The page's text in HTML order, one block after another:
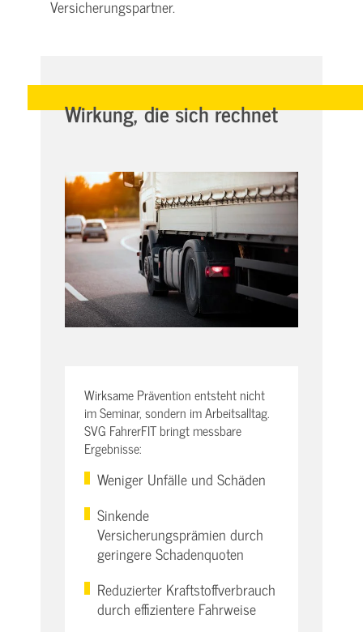
Versicherungspartner.
Wirkung, die sich rechnet
Wirksame Prävention entsteht nicht
im Seminar, sondern im Arbeitsalltag.
SVG FahrerFIT bringt messbare
Ergebnisse:
Weniger Unfälle und Schäden
Sinkende
Versicherungsprämien durch
geringere Schadenquoten
Reduzierter Kraftstoffverbrauch
durch effizientere Fahrweise